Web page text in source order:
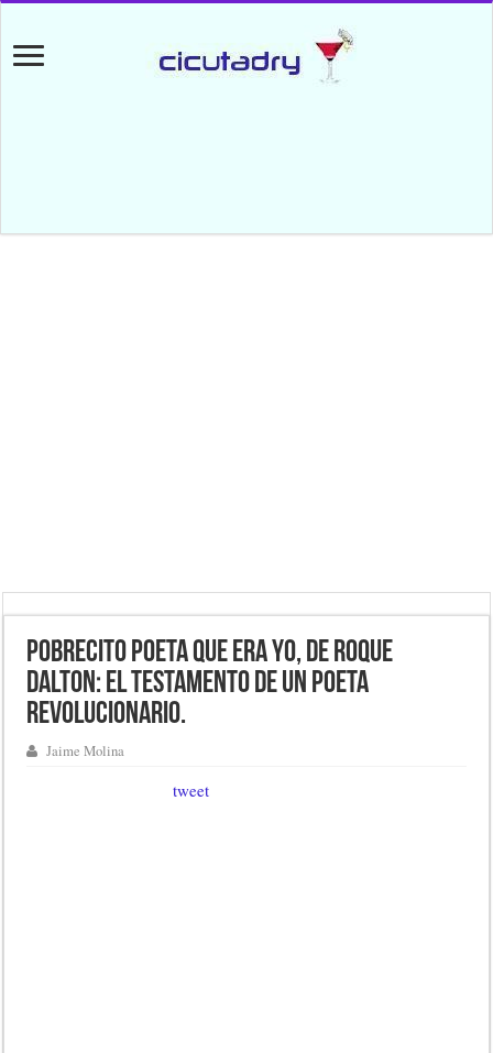
Pobrecito poeta que era yo, de Roque
Dalton: el testamento de un poeta
revolucionario.
Jaime Molina
tweet